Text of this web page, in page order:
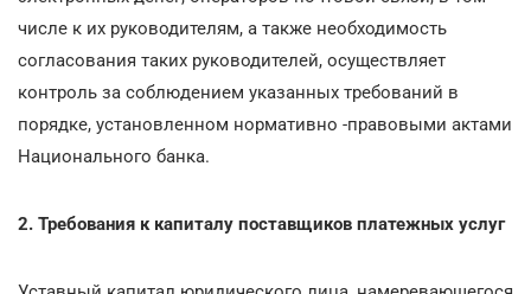
числе к их руководителям, а также необходимость
согласования таких руководителей, осуществляет
контроль за соблюдением указанных требований в
порядке, установленном нормативно -правовыми актами
Национального банка.
2. Требования к капиталу поставщиков платежных услуг